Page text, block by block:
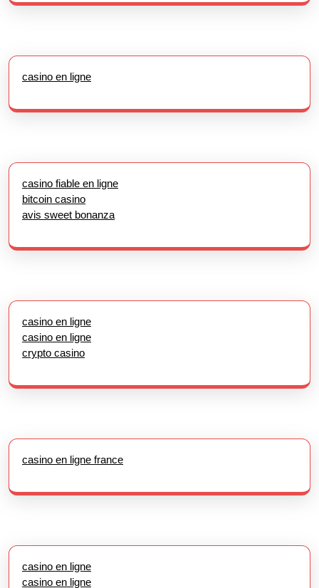
casino en ligne
casino fiable en ligne
bitcoin casino
avis sweet bonanza
casino en ligne
casino en ligne
crypto casino
casino en ligne france
casino en ligne
casino en ligne